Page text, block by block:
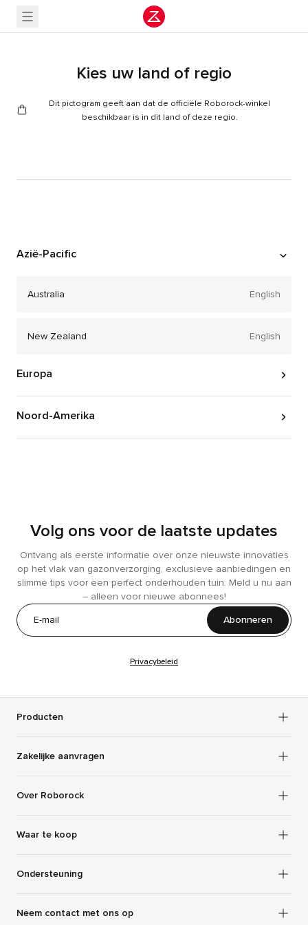
Kies uw land of regio
Dit pictogram geeft aan dat de officiële Roborock-winkel
beschikbaar is in dit land of deze regio.
Azië-Pacific
Australia English
New Zealand English
Europa
Austria
Czechia čeština
Denmark Dansk
Estonia Eesti keel
France
Germany Deutsch
Hungary magyar
Ireland English (Ireland)
Italy Italiano
Noord-Amerika
Volg ons voor de laatste updates
Ontvang als eerste informatie over onze nieuwste innovaties
op het vlak van gazonverzorging, exclusieve aanbiedingen en
slimme tips voor een perfect onderhouden tuin. Meld u nu aan
– alleen voor nieuwe abonnees!
Abonneren
Privacybeleid
Producten
Zakelijke aanvragen
Over Roborock
Waar te koop
Ondersteuning
Neem contact met ons op